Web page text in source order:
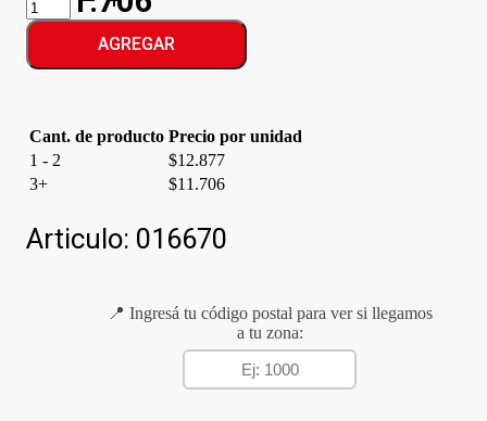
OLIVA
PET
INTENSO
cantidad
AGREGAR
Cant. de producto Precio por unidad
1 - 2
$12.877
3+
$11.706
Articulo: 016670
📍 Ingresá tu código postal para ver si llegamos
a tu zona: